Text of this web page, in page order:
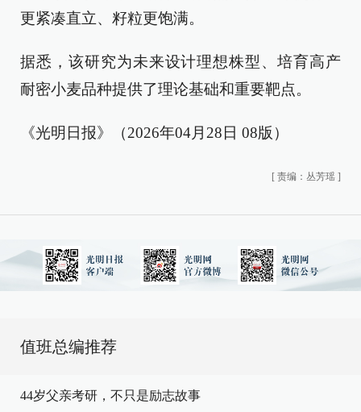
更紧凑直立、籽粒更饱满。
据悉，该研究为未来设计理想株型、培育高产
耐密小麦品种提供了理论基础和重要靶点。
《光明日报》（2026年04月28日 08版）
[ 责编：丛芳瑶 ]
值班总编推荐
44岁父亲考研，不只是励志故事